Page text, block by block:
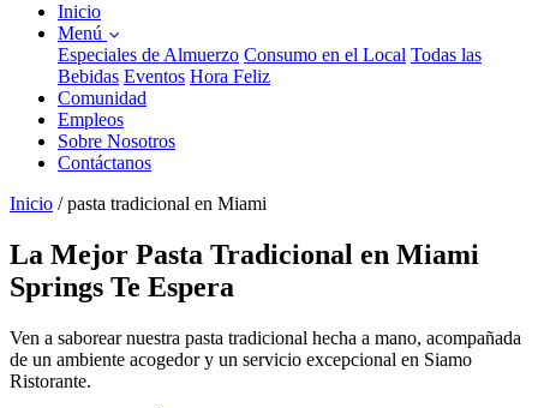
Inicio
Menú
Especiales de Almuerzo Consumo en el Local Todas las
Bebidas Eventos Hora Feliz
Comunidad
Empleos
Sobre Nosotros
Contáctanos
Inicio / pasta tradicional en Miami
La Mejor Pasta Tradicional en Miami
Springs Te Espera
Ven a saborear nuestra pasta tradicional hecha a mano, acompañada
de un ambiente acogedor y un servicio excepcional en Siamo
Ristorante.